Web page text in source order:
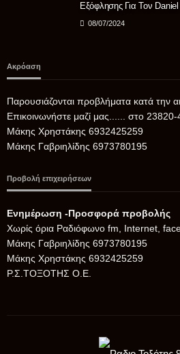
Εξόφλησης Για Τον Daniel
08/07/2024
Ακρόαση
Παρουσιάζονται προβλήματα κατά την
Επικοινωνήστε μαζί μας...... στο
Μάκης Χρηστάκης 6932425259
Μάκης Γαβριηλίδης 6973780195
Προβολή επιχειρήσεων
Ενημέρωση -Προσφορά προβολής
Xωρίς όρια Ραδιόφωνο fm, Internet,
Μάκης Γαβριηλίδης 6973780195
Μάκης Χρηστάκης 6932425259
Ρ.Σ.ΤΟΞΟΤΗΣ Ο.Ε.